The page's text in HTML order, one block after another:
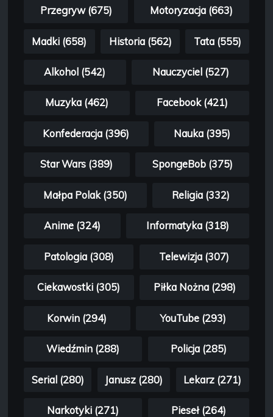
Przegryw (675) Motoryzacja (663)
Madki (658) Historia (562) Tata (555)
Alkohol (542) Nauczyciel (527)
Muzyka (462) Facebook (421)
Konfederacja (396) Nauka (395)
Star Wars (389) SpongeBob (375)
Małpa Polak (350) Religia (332)
Anime (324) Informatyka (318)
Patologia (308) Telewizja (307)
Ciekawostki (305) Piłka Nożna (298)
Korwin (294) YouTube (293)
Wiedźmin (288) Policja (285)
Serial (280) Janusz (280) Lekarz (271)
Narkotyki (271) Pieseł (264)